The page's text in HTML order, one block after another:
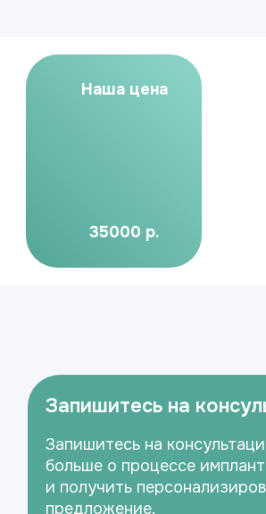
Наша цена
35000 р.
Запишитесь на
Запишитесь на
больше о процессе
и получить
предложение.